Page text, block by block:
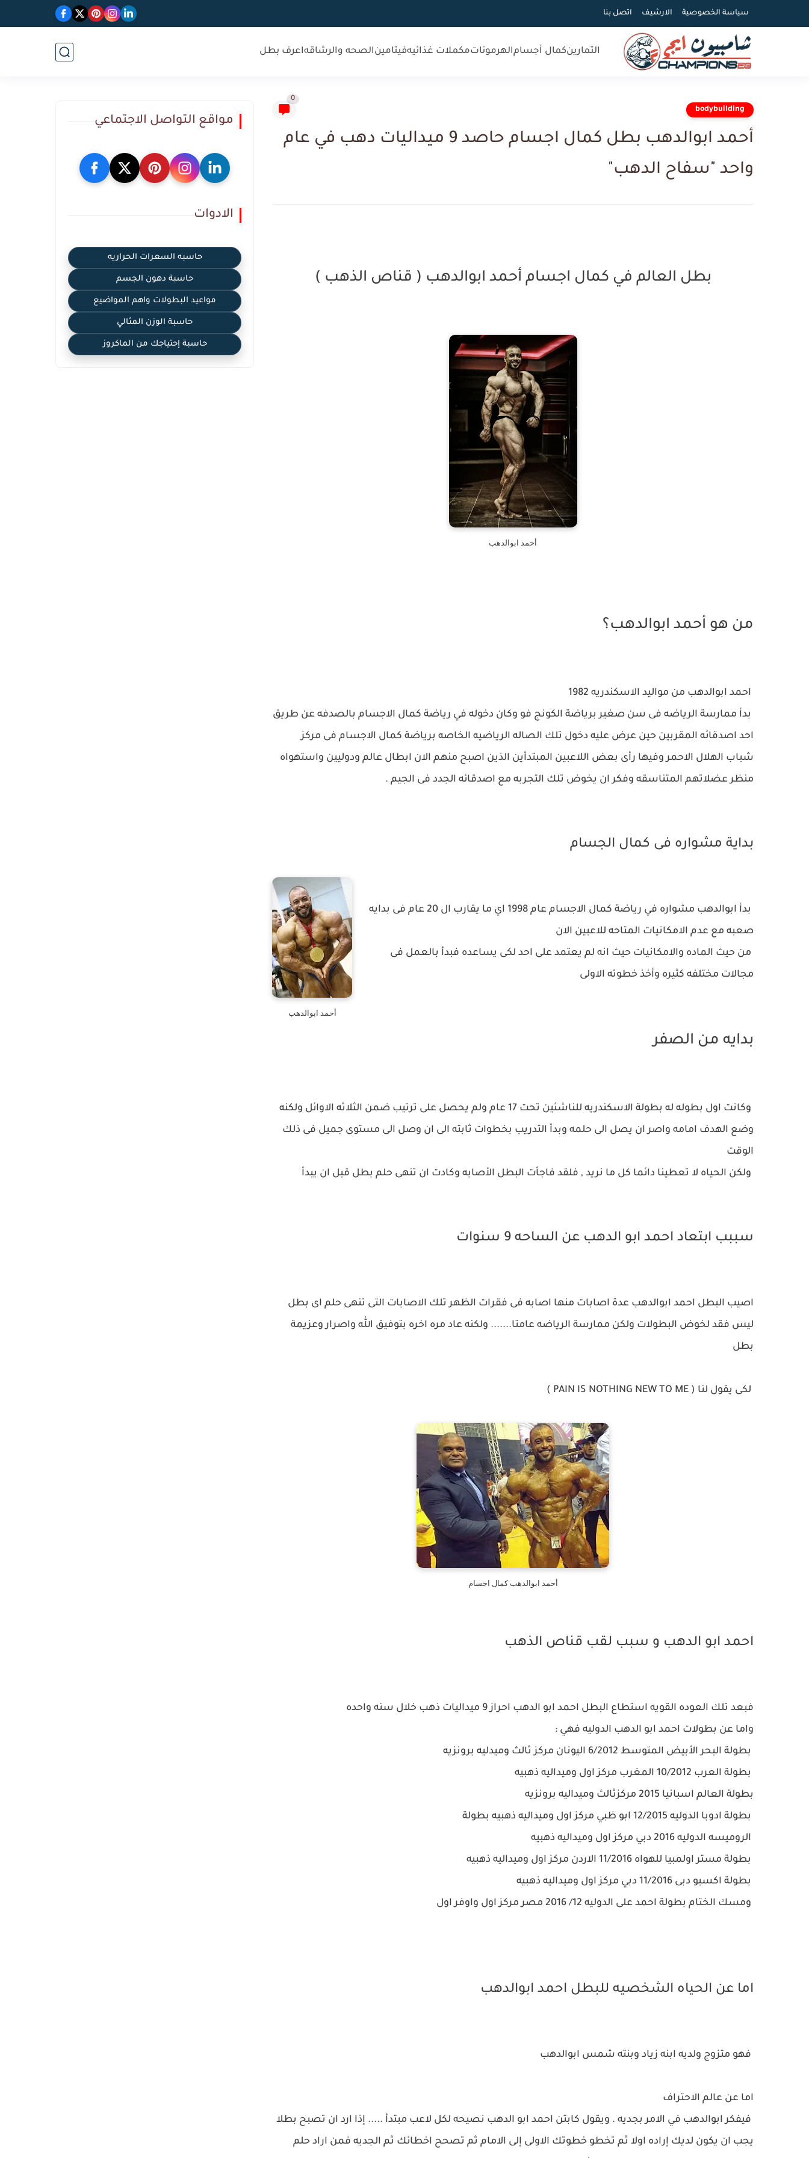
سياسة الخصوصية الارشيف اتصل بنا
التمارينكمال أجسامالهرموناتمكملات غذائيهفيتامينالصحه والرشاقهاعرف بطل
bodybuilding
0
أحمد ابوالدهب بطل كمال اجسام حاصد 9 ميداليات دهب في عام
واحد "سفاح الدهب"
بطل العالم في كمال اجسام أحمد ابوالدهب ( قناص الذهب )
أحمد ابوالدهب
من هو أحمد ابوالدهب؟
احمد ابوالدهب من مواليد الاسكندريه 1982
بدأ ممارسة الرياضه فى سن صغير برياضة الكونج فو وكان دخوله في رياضة كمال الاجسام بالصدفه عن طريق
احد اصدقائه المقربين حين عرض عليه دخول تلك الصاله الرياضيه الخاصه برياضة كمال الاجسام فى مركز
شباب الهلال الاحمر وفيها رأى بعض اللاعبين المبتدأين الذين اصبح منهم الان ابطال عالم ودوليين واستهواه
منظر عضلاتهم المتناسقه وفكر ان يخوض تلك التجربه مع اصدقائه الجدد فى الجيم .
بداية مشواره فى كمال الجسام
أحمد ابوالدهب
بدأ ابوالدهب مشواره في رياضة كمال الاجسام عام 1998 اي ما يقارب ال 20 عام فى بدايه
صعبه مع عدم الامكانيات المتاحه للاعبين الان
من حيث الماده والامكانيات حيث انه لم يعتمد على احد لكى يساعده فبدأ بالعمل فى
مجالات مختلفه كثيره وأخذ خطوته الاولى
بدايه من الصفر
وكانت اول بطوله له بطولة الاسكندريه للناشئين تحت 17 عام ولم يحصل على ترتيب ضمن الثلاثه الاوائل ولكنه
وضع الهدف امامه واصر ان يصل الى حلمه وبدأ التدريب بخطوات ثابته الى ان وصل الى مستوى جميل فى ذلك
الوقت‏
ولكن الحياه لا تعطينا دائما كل ما نريد , فلقد فاجأت البطل الأصابه وكادت ان تنهى حلم بطل قبل ان يبدأ
سببب ابتعاد احمد ابو الدهب عن الساحه 9 سنوات
اصيب البطل احمد ابوالدهب عدة اصابات منها اصابه فى فقرات الظهر تلك الاصابات التى تنهى حلم اى بطل
ليس فقد لخوض البطولات ولكن ممارسة الرياضه عامتا....... ولكنه عاد مره اخره بتوفيق الله واصرار وعزيمة
بطل
لكى يقول لنا ( PAIN IS NOTHING NEW TO ME )
أحمد ابوالدهب كمال اجسام
احمد ابو الدهب و سبب لقب قناص الذهب
فبعد تلك العوده القويه استطاع البطل احمد ابو الدهب احراز 9 ميداليات ذهب خلال سنه واحده
واما عن بطولات احمد ابو الدهب الدوليه فهي :
بطولة البحر الأبيض المتوسط 6/2012 اليونان مركز ثالث وميدليه برونزيه
بطولة العرب 10/2012 المغرب مركز اول وميداليه ذهبيه
بطولة العالم اسبانيا 2015 مركزثالث وميداليه برونزيه
بطولة ادوبا الدوليه 12/2015 ابو ظبي مركز اول وميداليه ذهبيه بطولة
الروميسه الدوليه 2016 دبي مركز اول وميداليه ذهبيه
بطولة مستر اولمبيا للهواه 11/2016 الاردن مركز اول وميداليه ذهبيه
بطولة اكسبو دبى 11/2016 دبي مركز اول وميداليه ذهبيه
ومسك الختام بطولة احمد على الدوليه 12/ 2016 مصر مركز اول واوفر اول
اما عن الحياه الشخصيه للبطل احمد ابوالدهب
فهو متزوج ولديه ابنه زياد وبنته شمس ابوالدهب
اما عن عالم الاحتراف
فيفكر ابوالدهب في الامر بجديه . ويقول كابتن احمد ابو الدهب نصيحه لكل لاعب مبتدأ ..... إذا ارد ان تصبح بطلا
يجب ان يكون لديك إراده اولا ثم تخطو خطوتك الاولى إلى الامام ثم تصحح اخطائك ثم الجديه فمن اراد حلم
مواقع التواصل الاجتماعي
الادوات
حاسبه السعرات الحراريه
حاسبة دهون الجسم
مواعيد البطولات واهم المواضيع
حاسبة الوزن المثالي
حاسبة إحتياجك من الماكروز